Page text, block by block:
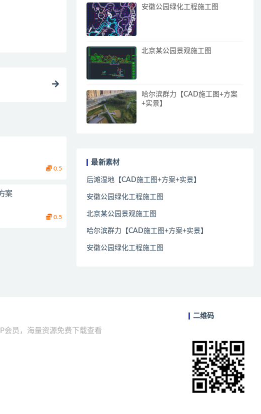
0.5
案
0.5
安徽公园绿化工程施工图
北京某公园景观施工图
哈尔滨群力【CAD施工图+方案
+实景】
最新素材
后滩湿地【CAD施工图+方案+实景】
安徽公园绿化工程施工图
北京某公园景观施工图
哈尔滨群力【CAD施工图+方案+实景】
安徽公园绿化工程施工图
会员，海量资源免费下载查看
二维码